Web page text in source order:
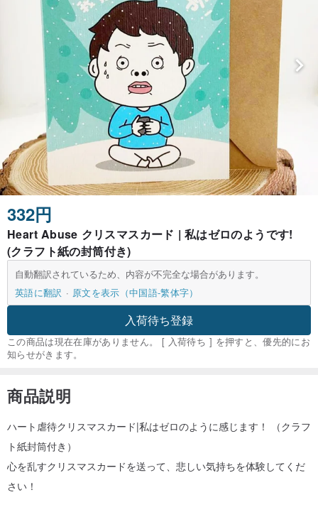
332円
Heart Abuse クリスマスカード | 私はゼロのようです!
(クラフト紙の封筒付き)
自動翻訳されているため、内容が不完全な場合があります。
英語に翻訳
原文を表示（中国語-繁体字）
入荷待ち登録
この商品は現在在庫がありません。 [ 入荷待ち ] を押すと、優先的にお
知らせがきます。
商品説明
ハート虐待クリスマスカード|私はゼロのように感じます！ （クラフ
ト紙封筒付き）
心を乱すクリスマスカードを送って、悲しい気持ちを体験してくだ
さい！